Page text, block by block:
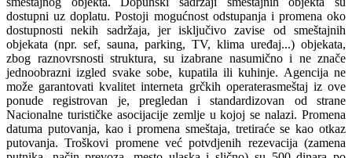
dostupni uz doplatu. Postoji mogućnost odstupanja i promena oko
dostupnosti nekih sadržaja, jer isključivo zavise od smeštajnih
objekata (npr. sef, sauna, parking, TV, klima uređaj...) objekata,
zbog raznovrsnosti struktura, su izabrane nasumično i ne znače
jednoobrazni izgled svake sobe, kupatila ili kuhinje. Agencija ne
može garantovati kvalitet interneta grčkih operaterasmeštaj iz ove
ponude registrovan je, pregledan i standardizovan od strane
Nacionalne turističke asocijacije zemlje u kojoj se nalazi. Promena
datuma putovanja, kao i promena smeštaja, tretiraće se kao otkaz
putovanja. Troškovi promene već potvdjenih rezevacija (zamena